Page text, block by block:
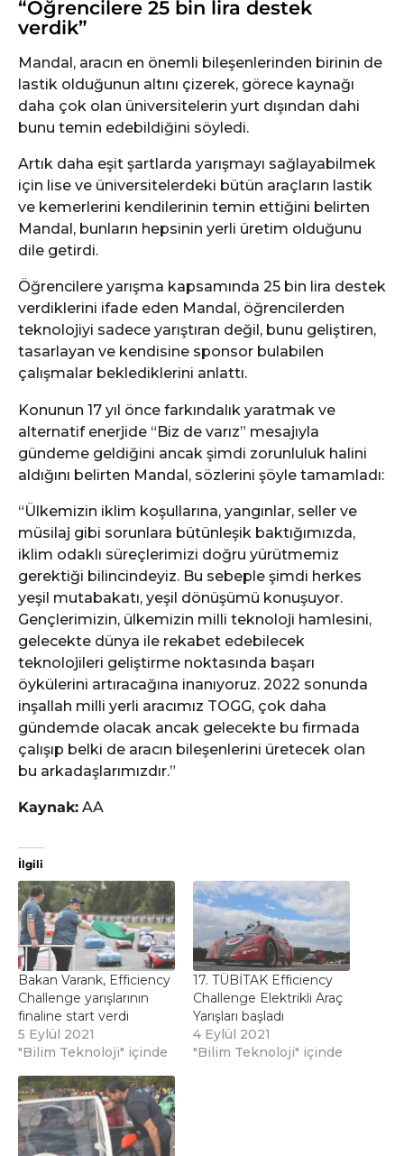
“Öğrencilere 25 bin lira destek
verdik”
Mandal, aracın en önemli bileşenlerinden birinin de
lastik olduğunun altını çizerek, görece kaynağı
daha çok olan üniversitelerin yurt dışından dahi
bunu temin edebildiğini söyledi.
Artık daha eşit şartlarda yarışmayı sağlayabilmek
için lise ve üniversitelerdeki bütün araçların lastik
ve kemerlerini kendilerinin temin ettiğini belirten
Mandal, bunların hepsinin yerli üretim olduğunu
dile getirdi.
Öğrencilere yarışma kapsamında 25 bin lira destek
verdiklerini ifade eden Mandal, öğrencilerden
teknolojiyi sadece yarıştıran değil, bunu geliştiren,
tasarlayan ve kendisine sponsor bulabilen
çalışmalar beklediklerini anlattı.
Konunun 17 yıl önce farkındalık yaratmak ve
alternatif enerjide “Biz de varız” mesajıyla
gündeme geldiğini ancak şimdi zorunluluk halini
aldığını belirten Mandal, sözlerini şöyle tamamladı:
“Ülkemizin iklim koşullarına, yangınlar, seller ve
müsilaj gibi sorunlara bütünleşik baktığımızda,
iklim odaklı süreçlerimizi doğru yürütmemiz
gerektiği bilincindeyiz. Bu sebeple şimdi herkes
yeşil mutabakatı, yeşil dönüşümü konuşuyor.
Gençlerimizin, ülkemizin milli teknoloji hamlesini,
gelecekte dünya ile rekabet edebilecek
teknolojileri geliştirme noktasında başarı
öykülerini artıracağına inanıyoruz. 2022 sonunda
inşallah milli yerli aracımız TOGG, çok daha
gündemde olacak ancak gelecekte bu firmada
çalışıp belki de aracın bileşenlerini üretecek olan
bu arkadaşlarımızdır.”
Kaynak: AA
İlgili
Bakan Varank, Efficiency
Challenge yarışlarının
finaline start verdi
5 Eylül 2021
"Bilim Teknoloji" içinde
17. TÜBİTAK Efficiency
Challenge Elektrikli Araç
Yarışları başladı
4 Eylül 2021
"Bilim Teknoloji" içinde